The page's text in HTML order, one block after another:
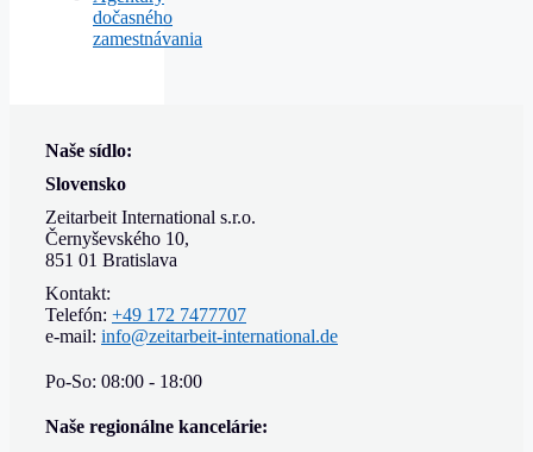
dočasného
zamestnávania
Naše sídlo:
Slovensko
Zeitarbeit International s.r.o.
Černyševského 10,
851 01 Bratislava
Kontakt:
Telefón: +49 172 7477707
e-mail: info@zeitarbeit-international.de
Po-So: 08:00 - 18:00
Naše regionálne kancelárie: